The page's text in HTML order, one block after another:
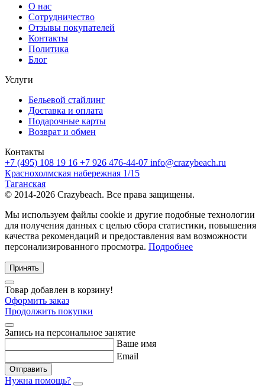
О нас
Сотрудничество
Отзывы покупателей
Контакты
Политика
Блог
Услуги
Бельевой стайлинг
Доставка и оплата
Подарочные карты
Возврат и обмен
Контакты
+7 (495) 108 19 16 +7 926 476-44-07 info@crazybeach.ru
Краснохолмская набережная 1/15
Таганская
© 2014-2026 Crazybeach. Все права защищены.
Мы используем файлы cookie и другие подобные технологии
для получения данных с целью сбора статистики, повышения
качества рекомендаций и предоставления вам возможности
персонализированного просмотра. Подробнее
Принять
Товар добавлен в корзину!
Оформить заказ
Продолжить покупки
Запись на персональное занятие
Ваше имя
Email
Отправить
Нужна помощь?